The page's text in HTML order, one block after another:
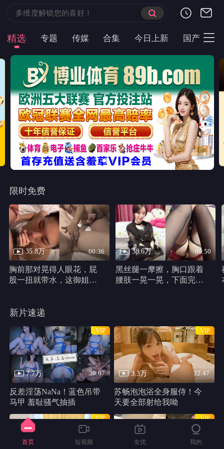
精选 专题 传媒 合集 今日上新 国产
限时免费
35.8万 00:36
胸前那对晃得人眼花，屁
股一扭就带水，这御姐身
38.6万 00:50
黑丝腿一摩擦，胸口跟着
腰肢一晃一晃，下面完全
新片速递
7.7万 30:07
VIP
反差淫荡NaNa！蓝色吊带
马甲 羞耻骚气抽插
3.3万 32:47
VIP
苏畅泡泡浴全身服侍！今
天要全部射给我呦
VIP VIP
首页 短视频 女优 我的